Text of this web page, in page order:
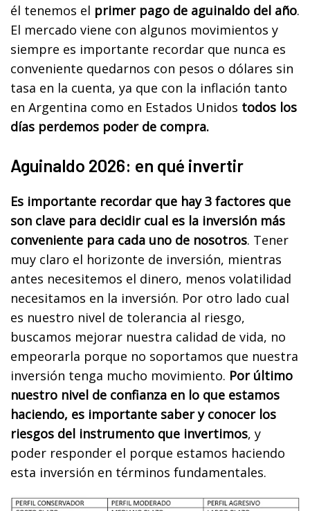
él tenemos el primer pago de aguinaldo del año.
El mercado viene con algunos movimientos y
siempre es importante recordar que nunca es
conveniente quedarnos con pesos o dólares sin
tasa en la cuenta, ya que con la inflación tanto
en Argentina como en Estados Unidos todos los
días perdemos poder de compra.
Aguinaldo 2026: en qué invertir
Es importante recordar que hay 3 factores que
son clave para decidir cual es la inversión más
conveniente para cada uno de nosotros. Tener
muy claro el horizonte de inversión, mientras
antes necesitemos el dinero, menos volatilidad
necesitamos en la inversión. Por otro lado cual
es nuestro nivel de tolerancia al riesgo,
buscamos mejorar nuestra calidad de vida, no
empeorarla porque no soportamos que nuestra
inversión tenga mucho movimiento. Por último
nuestro nivel de confianza en lo que estamos
haciendo, es importante saber y conocer los
riesgos del instrumento que invertimos, y
poder responder el porque estamos haciendo
esta inversión en términos fundamentales.